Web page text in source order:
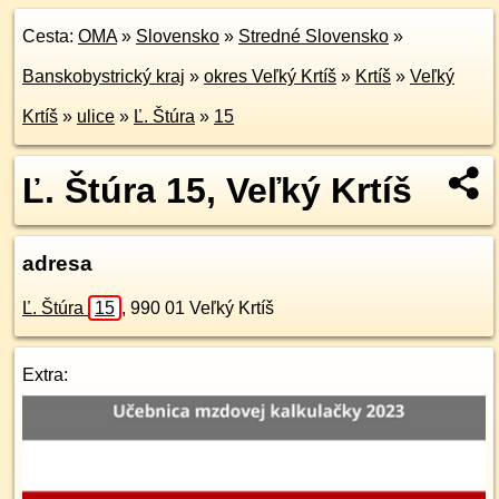
Cesta: OMA» Slovensko » Stredné Slovensko »
Banskobystrický kraj » okres Veľký Krtíš » Krtíš » Veľký
Krtíš » ulice » Ľ. Štúra » 15
Ľ. Štúra 15, Veľký Krtíš
adresa
Ľ. Štúra 15 , 990 01 Veľký Krtíš
Extra: